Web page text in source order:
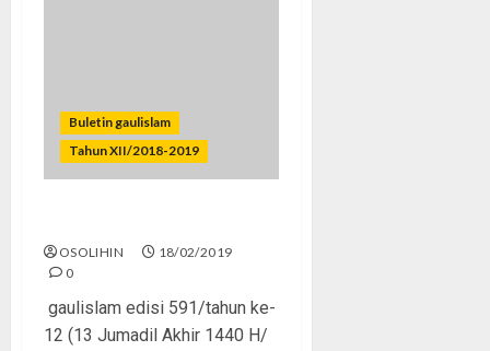
Buletin gaulislam
Tahun XII/2018-2019
OSOLIHIN
18/02/2019
0
gaulislam edisi 591/tahun ke-
12 (13 Jumadil Akhir 1440 H/